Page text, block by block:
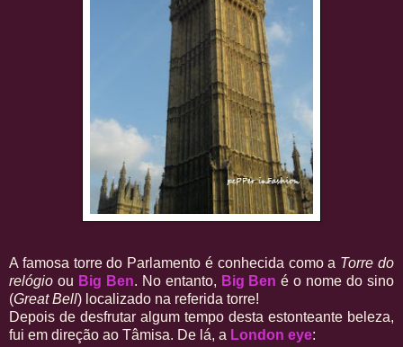
A famosa torre do Parlamento é conhecida como a Torre do
relógio ou Big Ben. No entanto, Big Ben é o nome do sino
(Great Bell) localizado na referida torre!
Depois de desfrutar algum tempo desta estonteante beleza,
fui em direção ao Tâmisa. De lá, a London eye: